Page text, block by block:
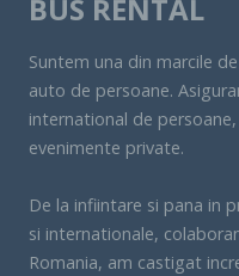
BUS RENTAL
Suntem una din marcile
auto de persoane.
international de
evenimente private.
De la infiintare si pana in
si internationale,
Romania, am castigat